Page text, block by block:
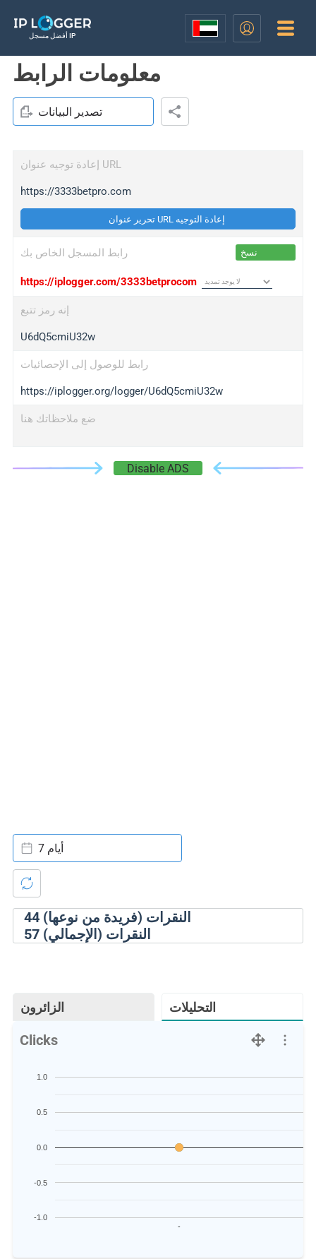
أفضل مسجل IP
معلومات الرابط
تصدير البيانات
إعادة توجيه عنوان URL
https://3333betpro.com
تحرير عنوان URL إعادة التوجيه
رابط المسجل الخاص بك نسخ
https://iplogger.com/3333betprocom
إنه رمز تتبع
U6dQ5cmiU32w
رابط للوصول إلى الإحصائيات
https://iplogger.org/logger/U6dQ5cmiU32w
ضع ملاحظاتك هنا
Disable ADS
44 النقرات (فريدة من نوعها)
57 النقرات (الإجمالي)
7 أيام
الزائرون التحليلات
Clicks
-
-1.0
-0.5
0.0
0.5
1.0